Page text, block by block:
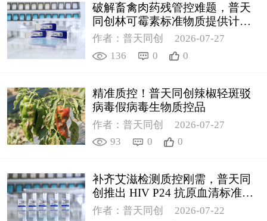
破解畜禽肉药残管控难题，普天
同创林可霉素标准物质提供计量
支撑
作者：普天同创
2026-07-27
136
0 0
精准质控！普天同创辣椒轻斑驳
病毒假病毒生物质控品
作者：普天同创
2026-07-27
93
0 0
补齐艾滋检测质控刚需，普天同
创推出 HIV P24 抗原血清标准物
质
作者：普天同创
2026-07-22